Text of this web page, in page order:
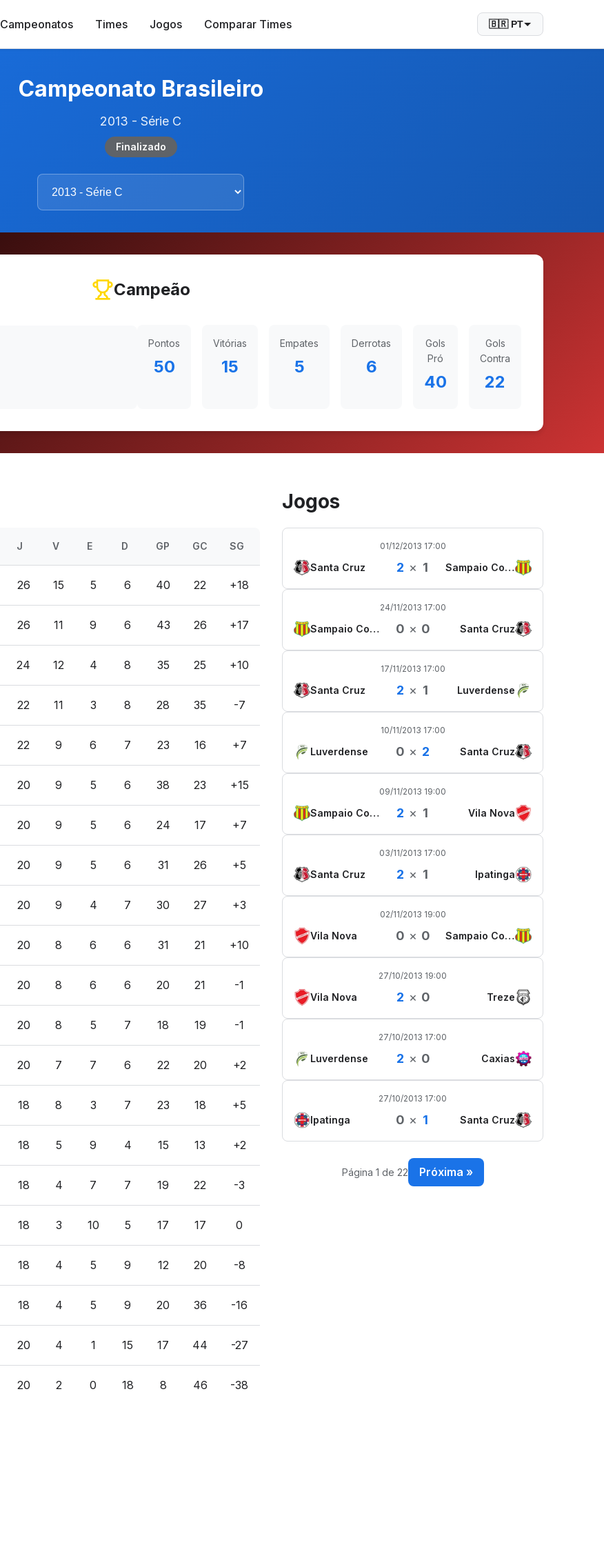
Campeonatos Times Jogos Comparar Times 🇧🇷 PT
Campeonato Brasileiro
2013 - Série C
Finalizado
Campeão
Pontos
50
Vitórias
15
Empates
5
Derrotas
6
Gols
Pró
40
Gols
Contra
22
J V E D GP GC SG
26 15 5 6 40 22 +18
26 11 9 6 43 26 +17
24 12 4 8 35 25 +10
22 11 3 8 28 35 -7
22 9 6 7 23 16 +7
20 9 5 6 38 23 +15
20 9 5 6 24 17 +7
20 9 5 6 31 26 +5
20 9 4 7 30 27 +3
20 8 6 6 31 21 +10
20 8 6 6 20 21 -1
20 8 5 7 18 19 -1
20 7 7 6 22 20 +2
18 8 3 7 23 18 +5
18 5 9 4 15 13 +2
18 4 7 7 19 22 -3
18 3 10 5 17 17 0
18 4 5 9 12 20 -8
18 4 5 9 20 36 -16
20 4 1 15 17 44 -27
20 2 0 18 8 46 -38
Jogos
01/12/2013 17:00
Santa Cruz 2 × 1 Sampaio Corrêa
24/11/2013 17:00
Sampaio Corrêa 0 × 0 Santa Cruz
17/11/2013 17:00
Santa Cruz 2 × 1 Luverdense
10/11/2013 17:00
Luverdense 0 × 2 Santa Cruz
09/11/2013 19:00
Sampaio Corrêa 2 × 1 Vila Nova
03/11/2013 17:00
Santa Cruz 2 × 1 Ipatinga
02/11/2013 19:00
Vila Nova 0 × 0 Sampaio Corrêa
27/10/2013 19:00
Vila Nova 2 × 0 Treze
27/10/2013 17:00
Luverdense 2 × 0 Caxias
27/10/2013 17:00
Ipatinga 0 × 1 Santa Cruz
Página 1 de 22 Próxima »